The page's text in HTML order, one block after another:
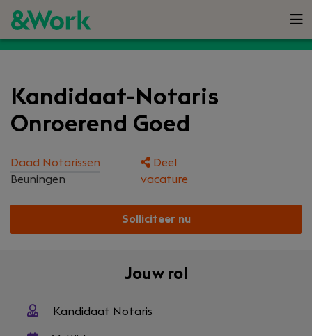
Kandidaat-Notaris
Onroerend Goed
Daad Notarissen
Beuningen
Deel
vacature
Solliciteer nu
Jouw rol
Kandidaat Notaris